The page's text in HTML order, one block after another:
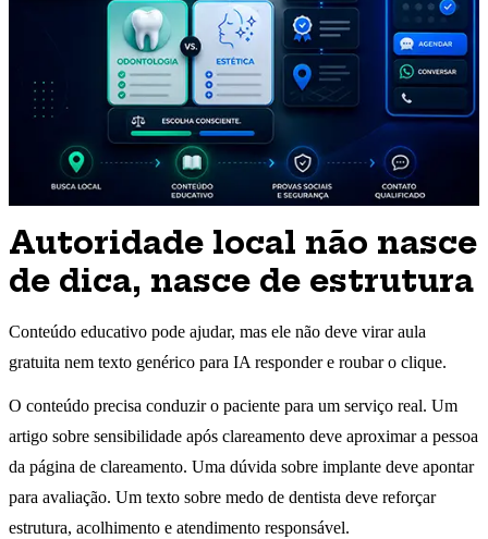
Autoridade local não nasce
de dica, nasce de estrutura
Conteúdo educativo pode ajudar, mas ele não deve virar aula
gratuita nem texto genérico para IA responder e roubar o clique.
O conteúdo precisa conduzir o paciente para um serviço real. Um
artigo sobre sensibilidade após clareamento deve aproximar a pessoa
da página de clareamento. Uma dúvida sobre implante deve apontar
para avaliação. Um texto sobre medo de dentista deve reforçar
estrutura, acolhimento e atendimento responsável.